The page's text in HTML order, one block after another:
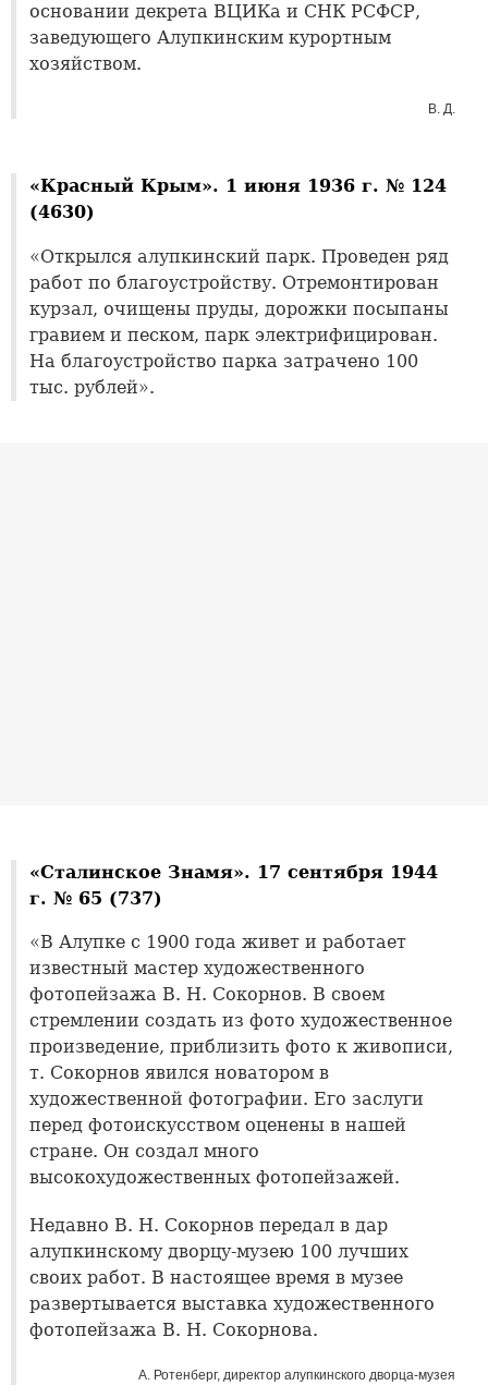
основании декрета ВЦИКа и СНК РСФСР,
заведующего Алупкинским курортным
хозяйством.
В. Д.
«Красный Крым». 1 июня 1936 г. № 124
(4630)
«Открылся алупкинский парк. Проведен ряд
работ по благоустройству. Отремонтирован
курзал, очищены пруды, дорожки посыпаны
гравием и песком, парк электрифицирован.
На благоустройство парка затрачено 100
тыс. рублей».
«Сталинское Знамя». 17 сентября 1944
г. № 65 (737)
«В Алупке с 1900 года живет и работает
известный мастер художественного
фотопейзажа В. Н. Сокорнов. В своем
стремлении создать из фото художественное
произведение, приблизить фото к живописи,
т. Сокорнов явился новатором в
художественной фотографии. Его заслуги
перед фотоискусством оценены в нашей
стране. Он создал много
высокохудожественных фотопейзажей.
Недавно В. Н. Сокорнов передал в дар
алупкинскому дворцу-музею 100 лучших
своих работ. В настоящее время в музее
развертывается выставка художественного
фотопейзажа В. Н. Сокорнова.
А. Ротенберг, директор алупкинского дворца-музея